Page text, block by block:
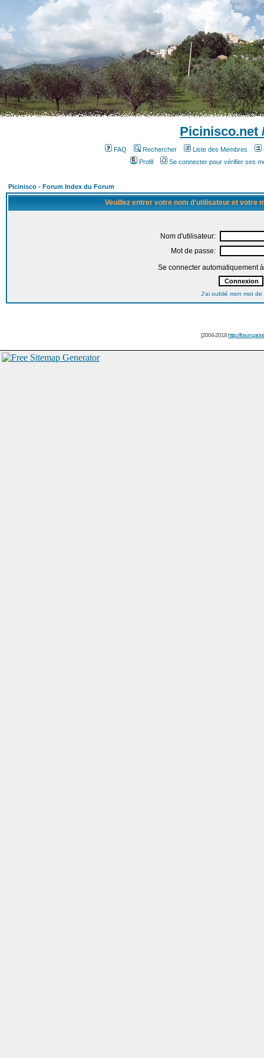
Picinisco.net
FAQ Rechercher Liste des Membres
Profil
Se connecter pour vérifier ses
Picinisco - Forum Index du Forum
Veuillez entrer votre nom d'utilisateur et votre
Nom d'utilisateur:
Mot de passe:
Se connecter automatiquement
J'ai oublié mon mot de
[2004-2018http://